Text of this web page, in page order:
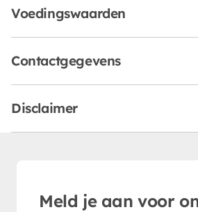
Voedingswaarden
Contactgegevens
Disclaimer
Meld je aan voor